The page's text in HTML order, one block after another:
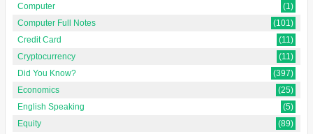
Computer
(1)
Computer Full Notes
(101)
Credit Card
(11)
Cryptocurrency
(11)
Did You Know?
(397)
Economics
(25)
English Speaking
(5)
Equity
(89)